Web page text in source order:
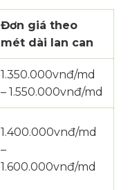
Đơn giá theo
mét dài lan can
1.350.000vnđ/md
– 1.550.000vnđ/md
1.400.000vnđ/md
–
1.600.000vnđ/md